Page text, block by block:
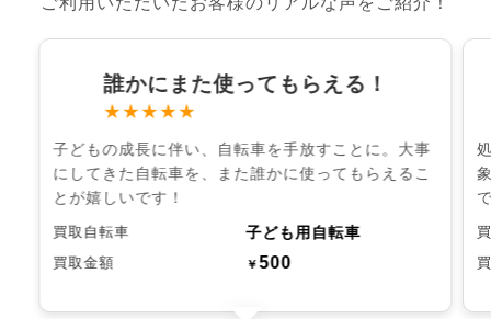
誰かにまた使ってもらえる！
★★★★★
子どもの成長に伴い、自転車を手放すことに。大事
にしてきた自転車を、また誰かに使ってもらえるこ
とが嬉しいです！
買取自転車 子ども用自転車
買取金額 ￥500